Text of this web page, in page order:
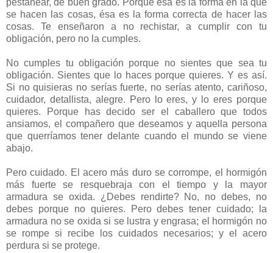
pestañear, de buen grado. Porque esa es la forma en la que
se hacen las cosas, ésa es la forma correcta de hacer las
cosas. Te enseñaron a no rechistar, a cumplir con tu
obligación, pero no la cumples.
No cumples tu obligación porque no sientes que sea tu
obligación. Sientes que lo haces porque quieres. Y es así.
Si no quisieras no serías fuerte, no serías atento, cariñoso,
cuidador, detallista, alegre. Pero lo eres, y lo eres porque
quieres. Porque has decido ser el caballero que todos
ansiamos, el compañero que deseamos y aquella persona
que querríamos tener delante cuando el mundo se viene
abajo.
Pero cuidado. El acero más duro se corrompe, el hormigón
más fuerte se resquebraja con el tiempo y la mayor
armadura se oxida. ¿Debes rendirte? No, no debes, no
debes porque no quieres. Pero debes tener cuidado; la
armadura no se oxida si se lustra y engrasa; el hormigón no
se rompe si recibe los cuidados necesarios; y el acero
perdura si se protege.